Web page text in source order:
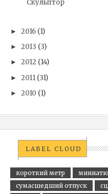
Скульптор
► 2016 (1)
► 2013 (3)
► 2012 (14)
► 2011 (31)
► 2010 (1)
LABEL CLOUD
короткий метр
сумасшедший отпуск